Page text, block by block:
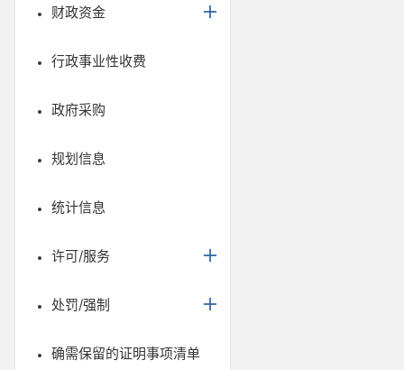
财政资金
行政事业性收费
政府采购
规划信息
统计信息
许可/服务
处罚/强制
确需保留的证明事项清单